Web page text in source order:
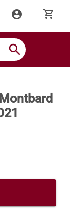
account_circle shopping_cart
search